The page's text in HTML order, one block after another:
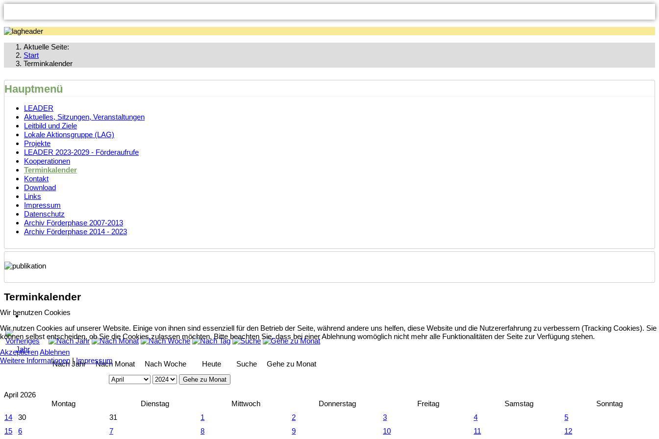
Aktuelle Seite:
Start
Terminkalender
Hauptmenü
LEADER
Aktuelles, Sitzungen, Veranstaltungen
Leitbild und Ziele
Lokale Aktionsgruppe (LAG)
Projekte
LEADER 2023-2029 - Förderaufrufe
Kooperationen
Terminkalender
Kontakt
Download
Links
Impressum
Datenschutz
Archiv Förderphase 2007-2013
Archiv Förderphase 2014 - 2023
Terminkalender
Nach Jahr Nach Monat Nach Woche Heute Suche Gehe zu Monat
Gehe zu Monat
April 2026
Montag
Dienstag Mittwoch Donnerstag Freitag Samstag
Sonntag
14
30 31 1 2 3 4
5
15
6 7 8 9 10 11
12
Wir benutzen Cookies
Wir nutzen Cookies auf unserer Website. Einige von ihnen sind essenziell für den Betrieb der Seite, während andere uns helfen, diese Website und die Nutzererfahrung zu verbessern (Tracking Cookies). Sie
können selbst entscheiden, ob Sie die Cookies zulassen möchten. Bitte beachten Sie, dass bei einer Ablehnung womöglich nicht mehr alle Funktionalitäten der Seite zur Verfügung stehen.
AkzeptierenAblehnen
Weitere Informationen |Impressum